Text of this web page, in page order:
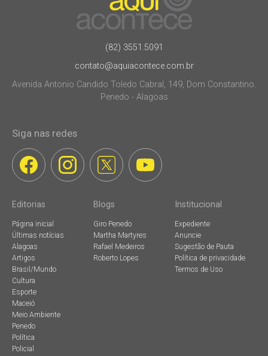
(82) 3551.5091
contato@aquiacontece.com.br
Avenida Antonio Candido Toledo Cabral, 149, Dom Constantino.
Penedo - Alagoas
Siga nas redes
Editorias
Página inicial
Últimas notícias
Alagoas
Artigos
Brasil/Mundo
Cultura
Esporte
Maceió
Meio Ambiente
Penedo
Política
Policial
Blogs
Giro Penedo
Martha Martyres
Rafael Medeiros
Roberto Lopes
Institucional
Expediente
Anuncie
Sugestão de Pauta
Política de privacidade
Termos de Uso